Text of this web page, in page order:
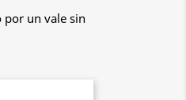
por un vale sin